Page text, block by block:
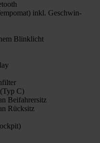
inkl. Geschwin­
Blink­licht
C)
Bei­fah­rer­sitz
Rück­sitz